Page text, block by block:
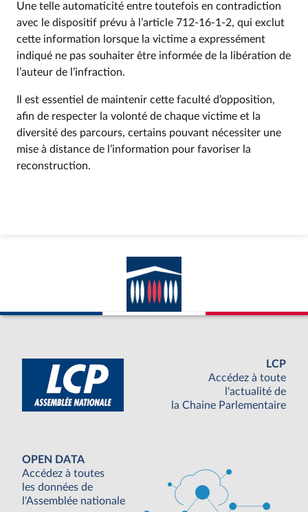
Une telle automaticité entre toutefois en contradiction
avec le dispositif prévu à l’article 712‑16‑1-2, qui exclut
cette information lorsque la victime a expressément
indiqué ne pas souhaiter être informée de la libération de
l’auteur de l’infraction.
Il est essentiel de maintenir cette faculté d’opposition,
afin de respecter la volonté de chaque victime et la
diversité des parcours, certains pouvant nécessiter une
mise à distance de l’information pour favoriser la
reconstruction.
LCP
Accédez à toute
l'actualité de
la Chaine Parlementaire
OPEN DATA
Accédez à toutes
les données de
l'Assemblée nationale